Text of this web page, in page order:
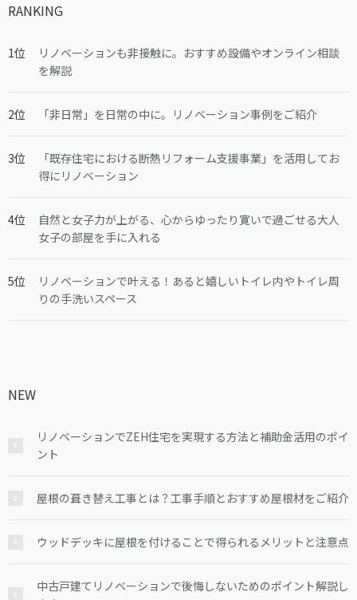
RANKING
リノベーションも非接触に。おすすめ設備やオンライン相談
を解説
「非日常」を日常の中に。リノベーション事例をご紹介
「既存住宅における断熱リフォーム支援事業」を活用してお
得にリノベーション
自然と女子力が上がる、心からゆったり寛いで過ごせる大人
女子の部屋を手に入れる
リノベーションで叶える！あると嬉しいトイレ内やトイレ周
りの手洗いスペース
NEW
リノベーションでZEH住宅を実現する方法と補助金活用のポイ
ント
屋根の葺き替え工事とは？工事手順とおすすめ屋根材をご紹介
ウッドデッキに屋根を付けることで得られるメリットと注意点
中古戸建てリノベーションで後悔しないためのポイント解説し